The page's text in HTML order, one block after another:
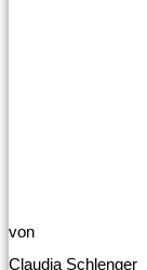
von
Claudia Schlenger